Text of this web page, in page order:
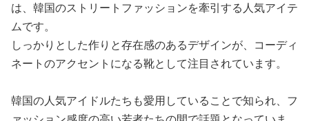
は、韓国のストリートファッションを牽引する人気アイテ
ムです。
しっかりとした作りと存在感のあるデザインが、コーディ
ネートのアクセントになる靴として注目されています。
韓国の人気アイドルたちも愛用していることで知られ、フ